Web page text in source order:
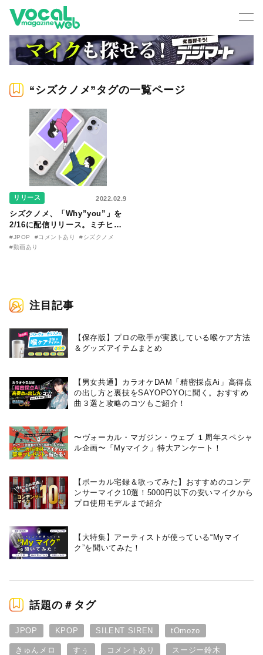
“シズクノメ”タグの一覧ページ
リリース 2022.02.9
シズクノメ、「Why”you”」を
2/16に配信リリース。ミチヒロ
モトキのコメントが到着
#JPOP #コメントあり
#シズクノメ
#動画あり
注目記事
【保存版】プロの歌手が実践している喉ケア⽅法
＆グッズアイテムまとめ
【男女共通】カラオケDAM「精密採点Ai」高得点
の出し方と裏技をSAYOPOYOに聞く。おすすめ
曲３選と攻略のコツもご紹介！
〜ヴォーカル・マガジン・ウェブ １周年スペシャ
ル企画〜「Myマイク」特大アンケート！
【ボーカル宅録＆歌ってみた】おすすめのコンデ
ンサーマイク10選！5000円以下の安いマイクから
プロ使用モデルまで紹介
【大特集】アーティストが使っている“Myマイ
ク”を聞いてみた！
話題の＃タグ
JPOP KPOP SILENT SIREN tOmozo
きゅんメロ すぅ コメントあり スージー鈴木